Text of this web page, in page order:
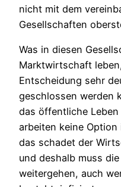
nicht mit dem
Gesellschaften
Was in diesen
Marktwirtschaft
Entscheidung sehr
geschlossen werden
das öffentliche
arbeiten keine
das schadet der
und deshalb muss
weitergehen, auch